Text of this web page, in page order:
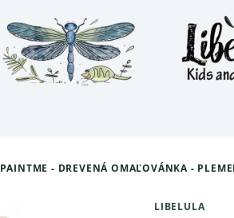
PAINTME - DREVENÁ OMAĽOVÁNKA -
LIBELULA